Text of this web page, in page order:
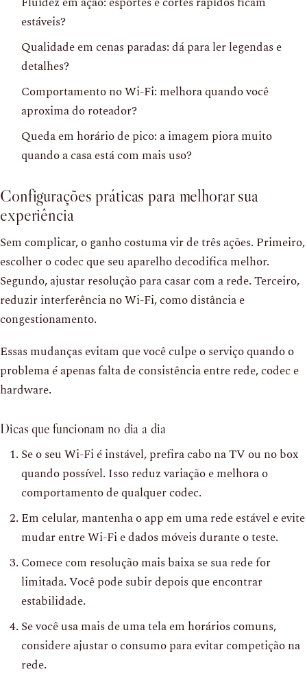
estáveis?
Qualidade em cenas paradas: dá para ler legendas e
detalhes?
Comportamento no Wi-Fi: melhora quando você
aproxima do roteador?
Queda em horário de pico: a imagem piora muito
quando a casa está com mais uso?
Configurações práticas para melhorar sua
experiência
Sem complicar, o ganho costuma vir de três ações. Primeiro,
escolher o codec que seu aparelho decodifica melhor.
Segundo, ajustar resolução para casar com a rede. Terceiro,
reduzir interferência no Wi-Fi, como distância e
congestionamento.
Essas mudanças evitam que você culpe o serviço quando o
problema é apenas falta de consistência entre rede, codec e
hardware.
Dicas que funcionam no dia a dia
Se o seu Wi-Fi é instável, prefira cabo na TV ou no box
quando possível. Isso reduz variação e melhora o
comportamento de qualquer codec.
Em celular, mantenha o app em uma rede estável e evite
mudar entre Wi-Fi e dados móveis durante o teste.
Comece com resolução mais baixa se sua rede for
limitada. Você pode subir depois que encontrar
estabilidade.
Se você usa mais de uma tela em horários comuns,
considere ajustar o consumo para evitar competição na
rede.